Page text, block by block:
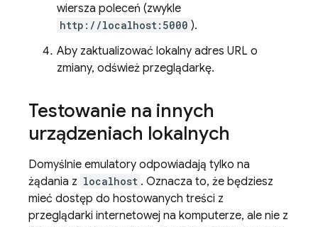
wiersza poleceń (zwykle
http://localhost:5000 ).
Aby zaktualizować lokalny adres URL o
zmiany, odśwież przeglądarkę.
Testowanie na innych
urządzeniach lokalnych
Domyślnie emulatory odpowiadają tylko na
żądania z localhost . Oznacza to, że będziesz
mieć dostęp do hostowanych treści z
przeglądarki internetowej na komputerze, ale nie z